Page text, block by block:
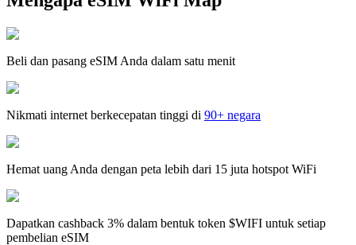
Beli dan pasang eSIM Anda dalam satu menit
Nikmati internet berkecepatan tinggi di 90+ negara
Hemat uang Anda dengan peta lebih dari 15 juta hotspot WiFi
Dapatkan cashback 3% dalam bentuk token $WIFI untuk setiap
pembelian eSIM